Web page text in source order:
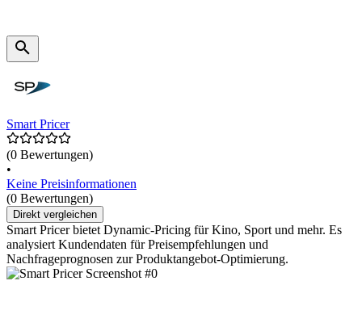
Smart Pricer
(0 Bewertungen)
•
Keine Preisinformationen
(0 Bewertungen)
Direkt vergleichen
Smart Pricer bietet Dynamic-Pricing für Kino, Sport und mehr. Es
analysiert Kundendaten für Preisempfehlungen und
Nachfrageprognosen zur Produktangebot-Optimierung.